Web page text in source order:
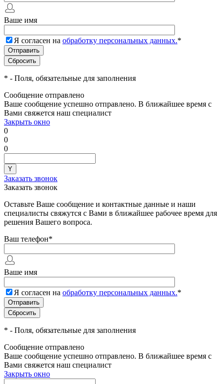
Ваше имя
Я согласен на обработку персональных данных.*
* - Поля, обязательные для заполнения
Сообщение отправлено
Ваше сообщение успешно отправлено. В ближайшее время с
Вами свяжется наш специалист
Закрыть окно
0
0
0
Заказать звонок
Заказать звонок
Оставьте Ваше сообщение и контактные данные и наши
специалисты свяжутся с Вами в ближайшее рабочее время для
решения Вашего вопроса.
Ваш телефон*
Ваше имя
Я согласен на обработку персональных данных.*
* - Поля, обязательные для заполнения
Сообщение отправлено
Ваше сообщение успешно отправлено. В ближайшее время с
Вами свяжется наш специалист
Закрыть окно